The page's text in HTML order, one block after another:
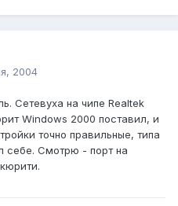
2004
Сетевуха на чипе Realtek
Windows 2000 поставил, и
точно правильные, типа
себе. Смотрю - порт на